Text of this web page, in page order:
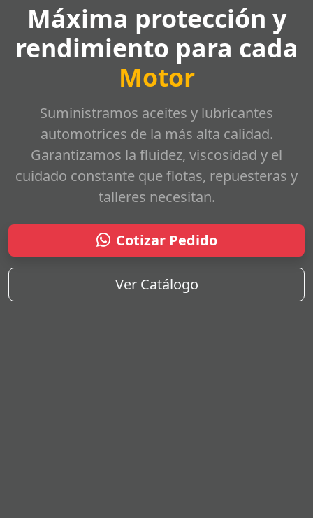
Máxima protección y
rendimiento para cada
Motor
Suministramos aceites y lubricantes
automotrices de la más alta calidad.
Garantizamos la fluidez, viscosidad y el
cuidado constante que flotas, repuesteras y
talleres necesitan.
Cotizar Pedido
Ver Catálogo